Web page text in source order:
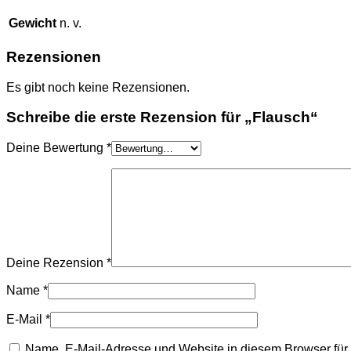
Gewicht n. v.
Rezensionen
Es gibt noch keine Rezensionen.
Schreibe die erste Rezension für „Flausch“
Deine Bewertung *
Deine Rezension *
Name *
E-Mail *